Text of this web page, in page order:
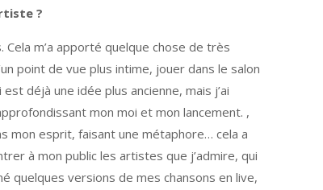
?
m’a apporté quelque chose de très
point de vue plus intime, jouer dans le salon
déjà une idée plus ancienne, mais j’ai
mon moi et mon lancement. ,
mon esprit, faisant une métaphore… cela a
à mon public les artistes que j’admire, qui
quelques versions de mes chansons en live,